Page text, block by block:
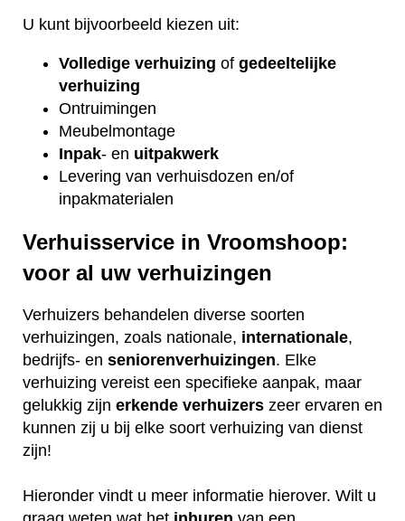
U kunt bijvoorbeeld kiezen uit:
Volledige verhuizing of gedeeltelijke
verhuizing
Ontruimingen
Meubelmontage
Inpak- en uitpakwerk
Levering van verhuisdozen en/of
inpakmaterialen
Verhuisservice in Vroomshoop:
voor al uw verhuizingen
Verhuizers behandelen diverse soorten
verhuizingen, zoals nationale, internationale,
bedrijfs- en seniorenverhuizingen. Elke
verhuizing vereist een specifieke aanpak, maar
gelukkig zijn erkende verhuizers zeer ervaren en
kunnen zij u bij elke soort verhuizing van dienst
zijn!
Hieronder vindt u meer informatie hierover. Wilt u